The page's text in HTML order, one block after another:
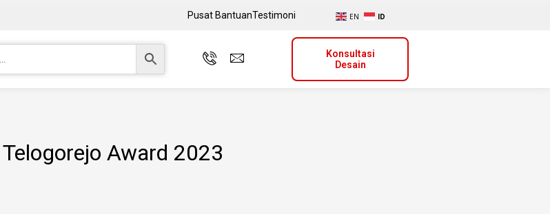
Pusat BantuanTestimoni EN ID
Konsultasi
Desain
Award 2023